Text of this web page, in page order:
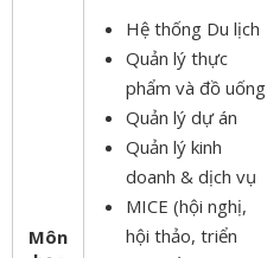
Môn
Hệ thống Du lịch
Quản lý thực
phẩm và đồ uống
Quản lý dự án
Quản lý kinh
doanh & dịch vụ
MICE (hội nghị,
hội thảo, triển